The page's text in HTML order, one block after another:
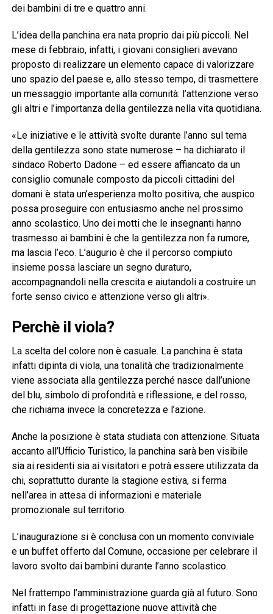
dei bambini di tre e quattro anni.
L’idea della panchina era nata proprio dai più piccoli. Nel
mese di febbraio, infatti, i giovani consiglieri avevano
proposto di realizzare un elemento capace di valorizzare
uno spazio del paese e, allo stesso tempo, di trasmettere
un messaggio importante alla comunità: l’attenzione verso
gli altri e l’importanza della gentilezza nella vita quotidiana.
«Le iniziative e le attività svolte durante l’anno sul tema
della gentilezza sono state numerose – ha dichiarato il
sindaco Roberto Dadone – ed essere affiancato da un
consiglio comunale composto da piccoli cittadini del
domani è stata un’esperienza molto positiva, che auspico
possa proseguire con entusiasmo anche nel prossimo
anno scolastico. Uno dei motti che le insegnanti hanno
trasmesso ai bambini è che la gentilezza non fa rumore,
ma lascia l’eco. L’augurio è che il percorso compiuto
insieme possa lasciare un segno duraturo,
accompagnandoli nella crescita e aiutandoli a costruire un
forte senso civico e attenzione verso gli altri».
Perchè il viola?
La scelta del colore non è casuale. La panchina è stata
infatti dipinta di viola, una tonalità che tradizionalmente
viene associata alla gentilezza perché nasce dall’unione
del blu, simbolo di profondità e riflessione, e del rosso,
che richiama invece la concretezza e l’azione.
Anche la posizione è stata studiata con attenzione. Situata
accanto all’Ufficio Turistico, la panchina sarà ben visibile
sia ai residenti sia ai visitatori e potrà essere utilizzata da
chi, soprattutto durante la stagione estiva, si ferma
nell’area in attesa di informazioni e materiale
promozionale sul territorio.
L’inaugurazione si è conclusa con un momento conviviale
e un buffet offerto dal Comune, occasione per celebrare il
lavoro svolto dai bambini durante l’anno scolastico.
Nel frattempo l’amministrazione guarda già al futuro. Sono
infatti in fase di progettazione nuove attività che